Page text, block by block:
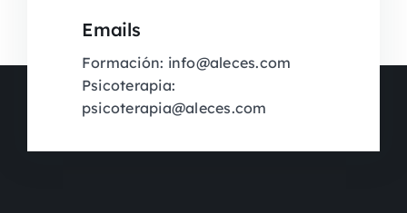
Emails
Formación: info@aleces.com
Psicoterapia:
psicoterapia@aleces.com